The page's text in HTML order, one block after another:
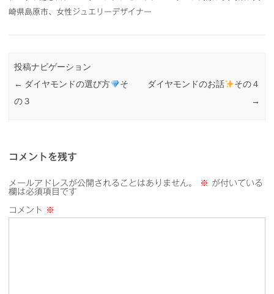
崎県島原市、女性ジュエリーデザイナー
投稿ナビゲーション
← ダイヤモンドの選び方
そ
の３
ダイヤモンドのお話
その４
→
コメントを残す
メールアドレスが公開されることはありません。 ※ が付いている
欄は必須項目です
コメント ※